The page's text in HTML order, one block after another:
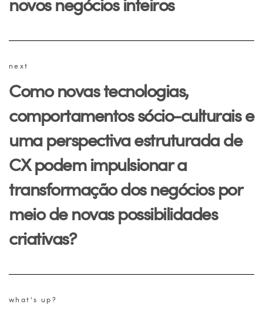
next
Como novas tecnologias,
comportamentos sócio-culturais e
uma perspectiva estruturada de
CX podem impulsionar a
transformação dos negócios por
meio de novas possibilidades
criativas?
what's up?